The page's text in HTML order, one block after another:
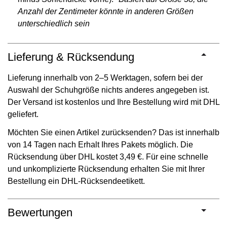
Anzahl der Zentimeter könnte in anderen Größen
unterschiedlich sein
Lieferung & Rücksendung
Lieferung innerhalb von 2–5 Werktagen, sofern bei der
Auswahl der Schuhgröße nichts anderes angegeben ist.
Der Versand ist kostenlos und Ihre Bestellung wird mit DHL
geliefert.
Möchten Sie einen Artikel zurücksenden? Das ist innerhalb
von 14 Tagen nach Erhalt Ihres Pakets möglich. Die
Rücksendung über DHL kostet 3,49 €. Für eine schnelle
und unkomplizierte Rücksendung erhalten Sie mit Ihrer
Bestellung ein DHL-Rücksendeetikett.
Bewertungen